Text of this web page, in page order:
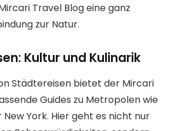
Travel Blog eine ganz
zur Natur.
Kultur und Kulinarik
Städtereisen bietet der Mircari
Guides zu Metropolen wie
New York. Hier geht es nicht nur